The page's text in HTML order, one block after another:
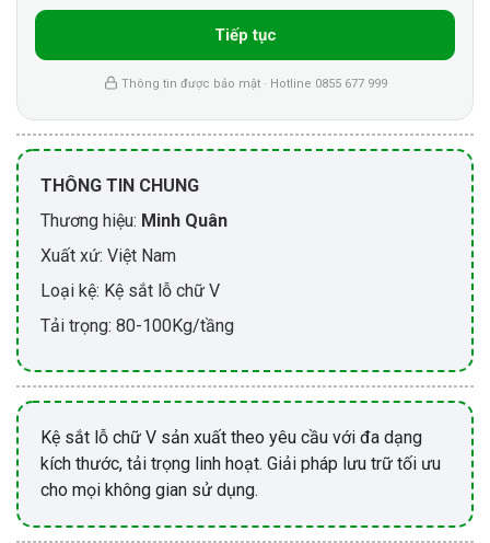
Tiếp tục
Thông tin được bảo mật · Hotline 0855 677 999
THÔNG TIN CHUNG
Thương hiệu: Minh Quân
Xuất xứ: Việt Nam
Loại kệ: Kệ sắt lỗ chữ V
Tải trọng: 80-100Kg/tầng
Kệ sắt lỗ chữ V sản xuất theo yêu cầu với đa dạng
kích thước, tải trọng linh hoạt. Giải pháp lưu trữ tối ưu
cho mọi không gian sử dụng.